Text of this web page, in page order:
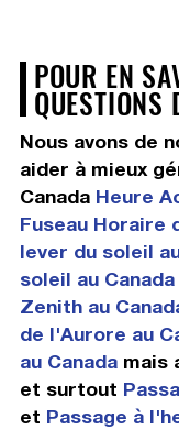
POUR EN
QUESTIONS
Nous avons de
aider à mieux
Canada Heure
Fuseau Horaire
lever du soleil
soleil au Canada
Zenith au
de l'Aurore au
au Canadamais
et surtout
et Passage à